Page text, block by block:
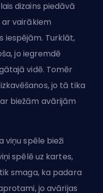
dizains piedāvā
ar vairākiem
iespējām. Turklāt,
jo iegremdē
vidē. Tomēr
jo tā tika
biežām avārijām
viņu spēle bieži
spēlē uz kartes,
smaga, ka padara
jo avārijas